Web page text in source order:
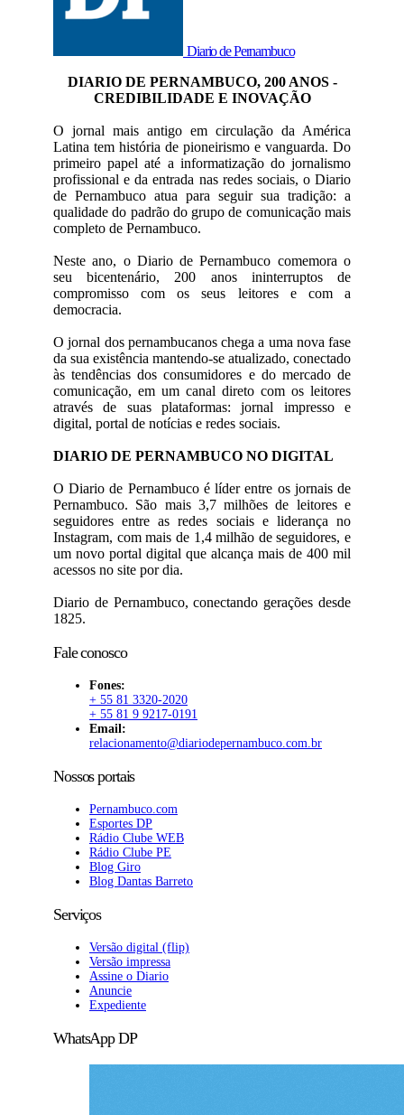
Diario de Pernambuco
DIARIO DE PERNAMBUCO, 200 ANOS -
CREDIBILIDADE E INOVAÇÃO
O jornal mais antigo em circulação da América
Latina tem história de pioneirismo e vanguarda. Do
primeiro papel até a informatização do jornalismo
profissional e da entrada nas redes sociais, o Diario
de Pernambuco atua para seguir sua tradição: a
qualidade do padrão do grupo de comunicação mais
completo de Pernambuco.
Neste ano, o Diario de Pernambuco comemora o
seu bicentenário, 200 anos ininterruptos de
compromisso com os seus leitores e com a
democracia.
O jornal dos pernambucanos chega a uma nova fase
da sua existência mantendo-se atualizado, conectado
às tendências dos consumidores e do mercado de
comunicação, em um canal direto com os leitores
através de suas plataformas: jornal impresso e
digital, portal de notícias e redes sociais.
DIARIO DE PERNAMBUCO NO DIGITAL
O Diario de Pernambuco é líder entre os jornais de
Pernambuco. São mais 3,7 milhões de leitores e
seguidores entre as redes sociais e liderança no
Instagram, com mais de 1,4 milhão de seguidores, e
um novo portal digital que alcança mais de 400 mil
acessos no site por dia.
Diario de Pernambuco, conectando gerações desde
1825.
Fale conosco
Fones:
+ 55 81 3320-2020
+ 55 81 9 9217-0191
Email:
relacionamento@diariodepernambuco.com.br
Nossos portais
Pernambuco.com
Esportes DP
Rádio Clube WEB
Rádio Clube PE
Blog Giro
Blog Dantas Barreto
Serviços
Versão digital (flip)
Versão impressa
Assine o Diario
Anuncie
Expediente
WhatsApp DP